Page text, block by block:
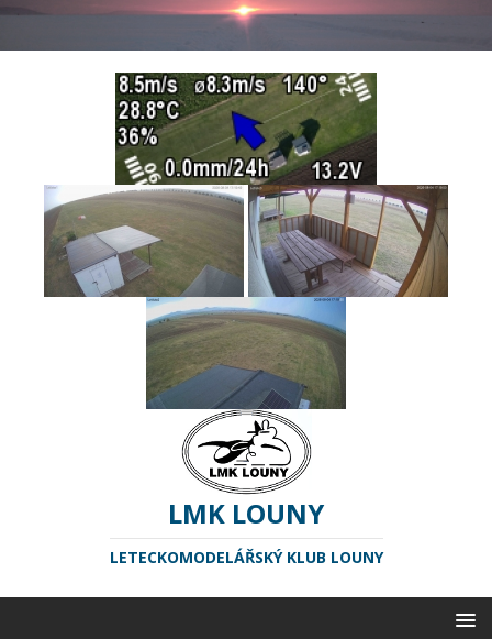
LMK LOUNY
LETECKOMODELÁŘSKÝ KLUB LOUNY